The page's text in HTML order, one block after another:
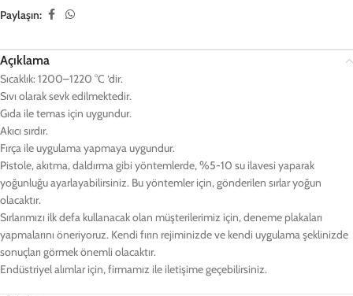
Paylaşın:
Açıklama
Sıcaklık: 1200–1220 °C ‘dir.
Sıvı olarak sevk edilmektedir.
Gıda ile temas için uygundur.
Akıcı sırdır.
Fırça ile uygulama yapmaya uygundur.
Pistole, akıtma, daldırma gibi yöntemlerde, %5-10 su ilavesi yaparak
yoğunluğu ayarlayabilirsiniz. Bu yöntemler için, gönderilen sırlar yoğun
olacaktır.
Sırlarımızı ilk defa kullanacak olan müşterilerimiz için, deneme plakaları
yapmalarını öneriyoruz. Kendi fırın rejiminizde ve kendi uygulama şeklinizde
sonuçları görmek önemli olacaktır.
Endüstriyel alımlar için, firmamız ile iletişime geçebilirsiniz.